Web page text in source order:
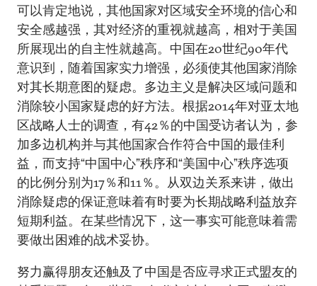
可以肯定地说，其他国家对区域安全环境的信心和
安全感越强，其对经济的重视就越高，相对于美国
所展现出的自主性就越高。中国在20世纪90年代
意识到，随着国家实力增强，必须使其他国家消除
对其长期意图的疑虑。多边主义是解决区域问题和
消除较小国家疑虑的好方法。根据2014年对亚太地
区战略人士的调查，有42％的中国受访者认为，参
加多边机构并与其他国家合作符合中国的最佳利
益，而支持“中国中心”秩序和“美国中心”秩序选项
的比例分别为17％和11％。从双边关系来讲，做出
消除疑虑的保证意味着有时要为长期战略利益放弃
短期利益。在某些情况下，这一事实可能意味着需
要做出困难的战术妥协。
努力赢得朋友还触及了中国是否应寻求正式盟友的